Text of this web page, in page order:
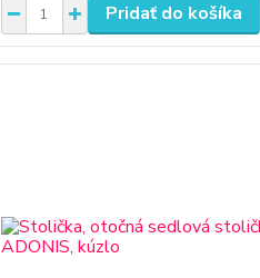
Pridať do košíka